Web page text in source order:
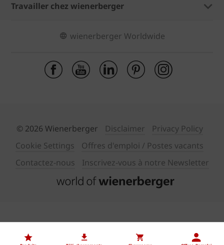
Travailler chez wienerberger
wienerberger Worldwide
© 2026 Wienerberger Disclaimer
Privacy Policy
Cookie Settings
Offres d'emploi / Postes vacants
Contactez-nous
Inscrivez-vous à notre Newsletter